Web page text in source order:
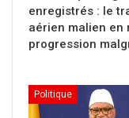
enregistrés : le
aérien malien en
progression
Politique